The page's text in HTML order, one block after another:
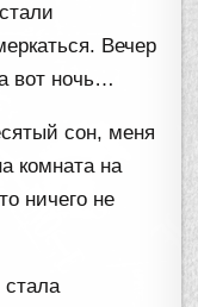
Вечер
вот ночь…
сон, меня
комната на
ничего не
стала